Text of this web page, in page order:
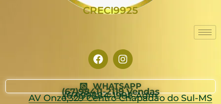
CRECI9925
WHATSAPP
(67)98411-2119 Vendas
(67)99884-1988 Adm
AV Onze,329 Centro Chapadão do Sul-MS